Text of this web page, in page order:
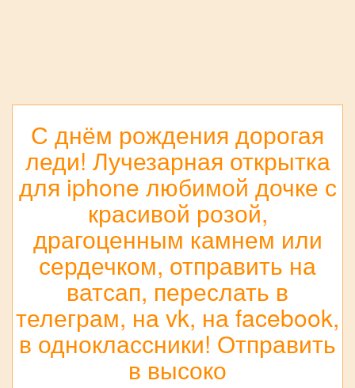
С днём рождения дорогая
леди! Лучезарная открытка
для iphone любимой дочке с
красивой розой,
драгоценным камнем или
сердечком, отправить на
ватсап, переслать в
телеграм, на vk, на facebook,
в одноклассники! Отправить
в высоко